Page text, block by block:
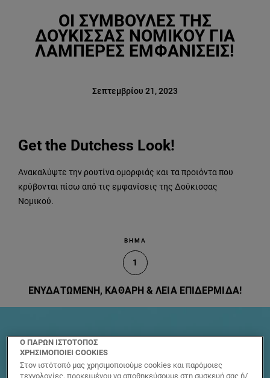
ΟΙ ΣΥΜΒΟΥΛΈΣ ΤΗΣ
ΔΟΎΚΙΣΣΑΣ ΝΟΜΙΚΟΎ ΓΙΑ
ΛΑΜΠΕΡΈΣ ΕΜΦΑΝΊΣΕΙΣ!
Σεπτεμβρίου 21, 2023
Get the Dutchess Look!
Ανακαλύψτε την ρουτίνα ομορφιάς και τα προιόντα που
κρύβονται πίσω από τις εμφανίσεις της Δούκισσας
Νομικού.
ΒΗΜΑ
1
ΕΝΥΔΑΤΩΜΕΝΗ, ΚΑΘΑΡΗ & ΛΕΙΑ ΕΠΙΔΕΡΜΙΔΑ!
Ο ΠΑΡΩΝ ΙΣΤΟΤΟΠΟΣ
ΧΡΗΣΙΜΟΠΟΙΕΙ COOKIES
Στον ιστότοπό μας χρησιμοποιούμε cookies και παρόμοιες
τεχνολογίες, προκειμένου να αποθηκεύσουμε στη συσκευή σας ή/